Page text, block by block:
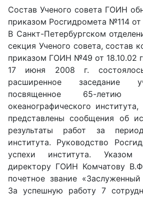
Состав Ученого совета ГОИН
приказом Росгидромета №114 от
В Санкт-Петербургском
секция Ученого совета, состав
приказом ГОИН №49 от 18.10.02
17 июня 2008 г.
расширенное заседание
посвященное 65-летию
океанографического
представлены сообщения об
результаты работ за
института. Руководство
успехи института. Указом
директору ГОИН Комчатову
почетное звание
За успешную работу 7